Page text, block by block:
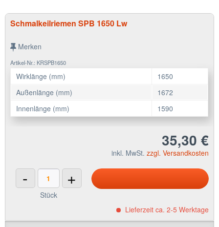
Schmalkeilriemen SPB 1650 Lw
Merken
Artikel-Nr.: KRSPB1650
Wirklänge (mm)
1650
Außenlänge (mm)
1672
Innenlänge (mm)
1590
35,30 €
inkl. MwSt. zzgl. Versandkosten
- +
Stück
Lieferzeit ca. 2-5 Werktage